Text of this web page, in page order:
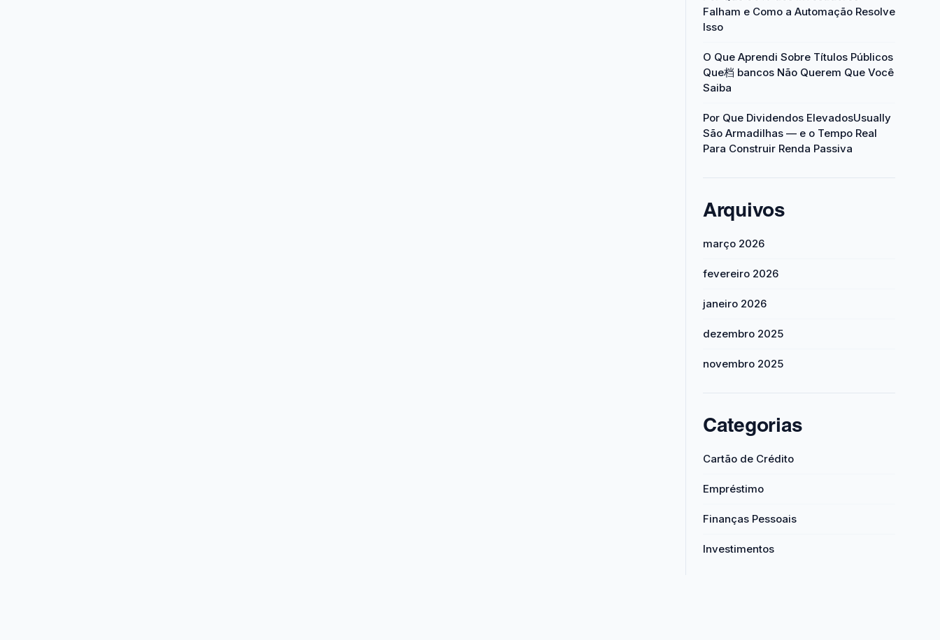
Falham e Como a Automação Resolve
Isso
O Que Aprendi Sobre Títulos Públicos
Que档 bancos Não Querem Que Você
Saiba
Por Que Dividendos ElevadosUsually
São Armadilhas — e o Tempo Real
Para Construir Renda Passiva
Arquivos
março 2026
fevereiro 2026
janeiro 2026
dezembro 2025
novembro 2025
Categorias
Cartão de Crédito
Empréstimo
Finanças Pessoais
Investimentos